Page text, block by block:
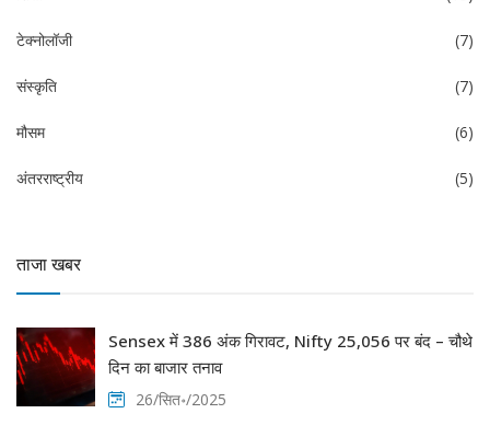
टेक्नोलॉजी (7)
संस्कृति (7)
मौसम (6)
अंतरराष्ट्रीय (5)
ताजा खबर
Sensex में 386 अंक गिरावट, Nifty 25,056 पर बंद – चौथे
दिन का बाजार तनाव
26/सित॰/2025